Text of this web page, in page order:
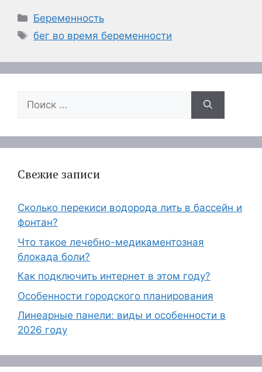
Рубрики
Беременность
Метки
бег во время беременности
Поиск:
Свежие записи
Сколько перекиси водорода лить в бассейн и
фонтан?
Что такое лечебно-медикаментозная
блокада боли?
Как подключить интернет в этом году?
Особенности городского планирования
Линеарные панели: виды и особенности в
2026 году